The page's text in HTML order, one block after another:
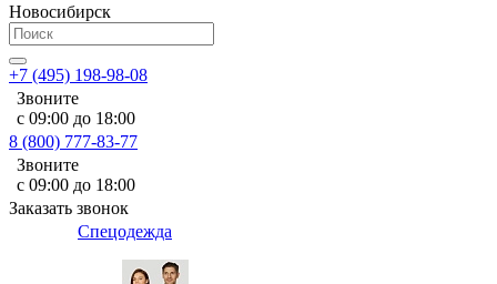
Новосибирск
+7 (495) 198-98-08
Звоните
с 09:00 до 18:00
8 (800) 777-83-77
Звоните
с 09:00 до 18:00
Заказать звонок
Спецодежда